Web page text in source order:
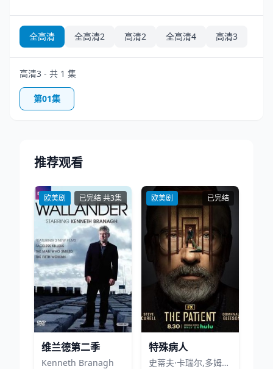
全高清 全高清2 高清2 全高清4 高清3
高清3 - 共 1 集
第01集
推荐观看
欧美剧 已完结 共3集
维兰德第二季
Kenneth Branagh
欧美剧 已完结
特殊病人
史蒂夫·卡瑞尔,多姆纳尔·格里森,安德鲁·里德斯,大卫·艾兰·格里尔,琳达·伊蒙,劳拉·尼米,亚力克斯·里奇,杰克·布罗德,蒂姆伦森,埃文·沙夫兰,Gordon,Tarpley,Diane,Kelber,Renata,Friedman,Amy,Handelman,David,Moskowitz,Nick,Alvarez